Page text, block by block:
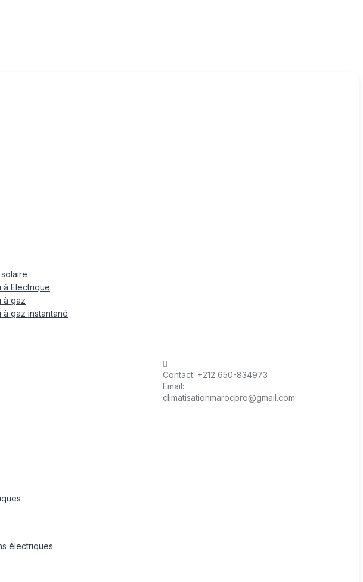
à Electrique
à gaz
gaz instantané
électriques
Contact: +212 650-834973
Email:
climatisationmarocpro@gmail.com